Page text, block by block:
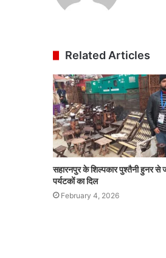
Related Articles
सहारनपुर के शिल्पकार पुश्तैनी हुनर से
पर्यटकों का दिल
February 4, 2026